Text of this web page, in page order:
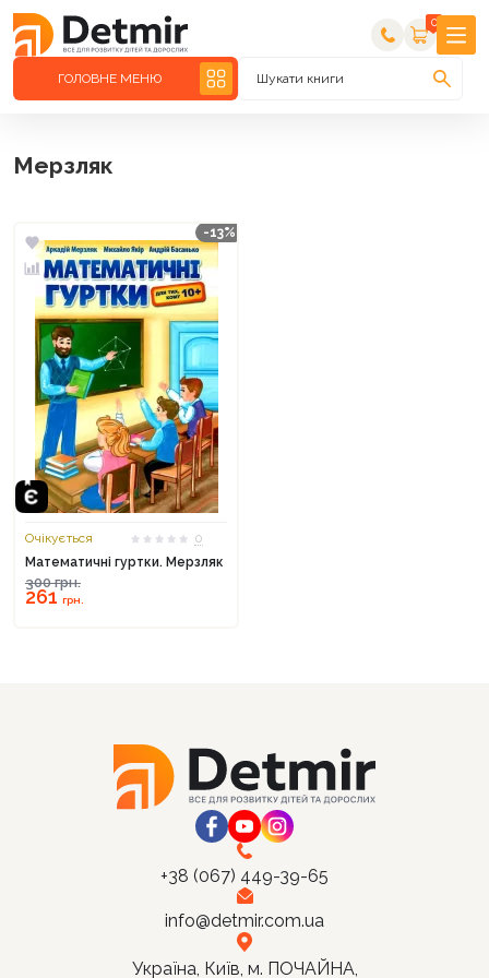
0
ГОЛОВНЕ МЕНЮ Шукати книги
Мерзляк
-13%
Очікується
0
Математичні гуртки. Мерзляк
300грн.
261грн.
+38 (067) 449-39-65
info@detmir.com.ua
Україна, Київ, м. ПОЧАЙНА,